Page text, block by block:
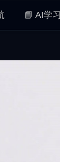
📘 AI学习